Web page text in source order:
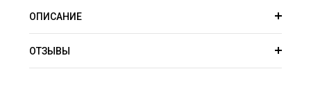
ОПИСАНИЕ
ОТЗЫВЫ